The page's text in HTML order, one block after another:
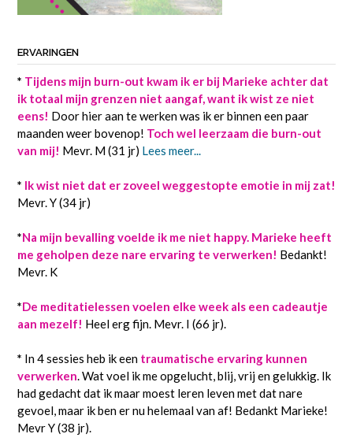
ERVARINGEN
* Tijdens mijn burn-out kwam ik er bij Marieke achter dat
ik totaal mijn grenzen niet aangaf, want ik wist ze niet
eens! Door hier aan te werken was ik er binnen een paar
maanden weer bovenop! Toch wel leerzaam die burn-out
van mij! Mevr. M (31 jr) Lees meer...
* Ik wist niet dat er zoveel weggestopte emotie in mij zat!
Mevr. Y (34 jr)
*Na mijn bevalling voelde ik me niet happy. Marieke heeft
me geholpen deze nare ervaring te verwerken! Bedankt!
Mevr. K
*De meditatielessen voelen elke week als een cadeautje
aan mezelf! Heel erg fijn. Mevr. I (66 jr).
* In 4 sessies heb ik een traumatische ervaring kunnen
verwerken. Wat voel ik me opgelucht, blij, vrij en gelukkig. Ik
had gedacht dat ik maar moest leren leven met dat nare
gevoel, maar ik ben er nu helemaal van af! Bedankt Marieke!
Mevr Y (38 jr).